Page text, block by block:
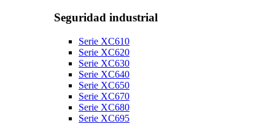
Seguridad industrial
Serie XC610
Serie XC620
Serie XC630
Serie XC640
Serie XC650
Serie XC670
Serie XC680
Serie XC695